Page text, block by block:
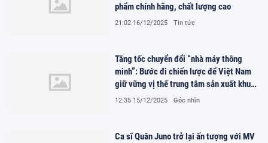
phẩm chính hãng, chất lượng cao
21:02 16/12/2025 Tin tức
Tăng tốc chuyển đổi “nhà máy thông
minh”: Bước đi chiến lược để Việt Nam
giữ vững vị thế trung tâm sản xuất khu
vực
12:35 15/12/2025 Góc nhìn
Ca sĩ Quân Juno trở lại ấn tượng với MV